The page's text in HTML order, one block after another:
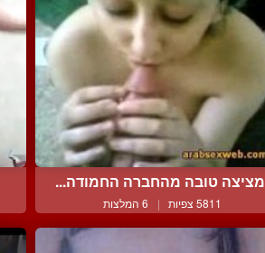
מציצה טובה מהחברה החמודה...
5811 צפיות | 6 המלצות